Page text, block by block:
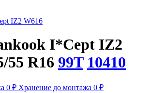
IZ2 W616
I*Cept IZ2
55 R16 99T 10410
0 ₽ Хранение до монтажа 0 ₽